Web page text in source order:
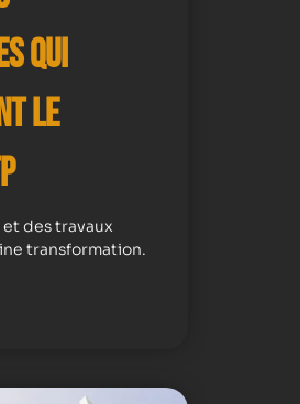
qui
le
des travaux
transformation.